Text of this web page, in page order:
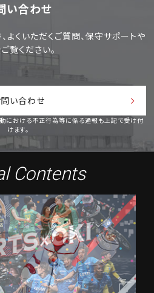
い合わせ
よくいただくご質問、保守サポートや
覧ください。
い合わせ
における不正行為等に係る通報も上記で受け付
けます。
Contents
ンピューティング
イブラリー